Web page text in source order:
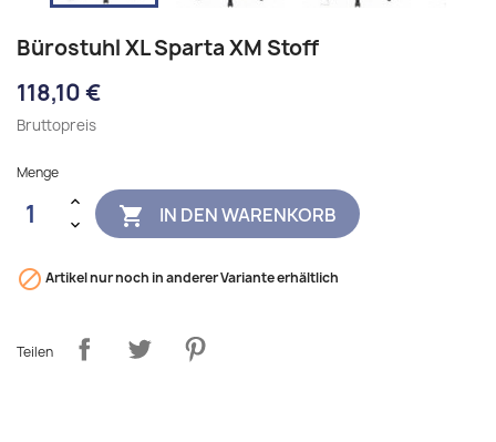
Bürostuhl XL Sparta XM Stoff
118,10 €
Bruttopreis
Menge
 IN DEN WARENKORB
 Artikel nur noch in anderer Variante erhältlich
Teilen